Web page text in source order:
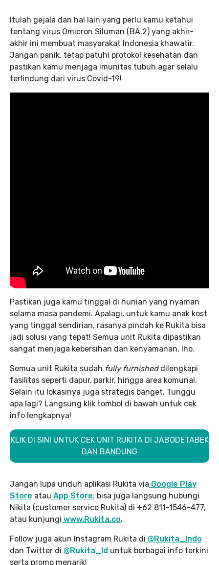
Itulah gejala dan hal lain yang perlu kamu ketahui
tentang virus Omicron Siluman (BA.2) yang akhir-
akhir ini membuat masyarakat Indonesia khawatir.
Jangan panik, tetap patuhi protokol kesehatan dan
pastikan kamu menjaga imunitas tubuh agar selalu
terlindung dari virus Covid-19!
Pastikan juga kamu tinggal di hunian yang nyaman
selama masa pandemi. Apalagi, untuk kamu anak kost
yang tinggal sendirian, rasanya pindah ke Rukita bisa
jadi solusi yang tepat! Semua unit Rukita dipastikan
sangat menjaga kebersihan dan kenyamanan, lho.
Semua unit Rukita sudah fully furnished dilengkapi
fasilitas seperti dapur, parkir, hingga area komunal.
Selain itu lokasinya juga strategis banget. Tunggu
apa lagi? Langsung klik tombol di bawah untuk cek
info lengkapnya!
KLIK DI SINI UNTUK CEK UNIT RUKITA DI JABODETABEK
DAN BANDUNG
Jangan lupa unduh aplikasi Rukita via Google Play
Store atau App Store, bisa juga langsung hubungi
Nikita (customer service Rukita) di +62 811-1546-477,
atau kunjungi www.Rukita.co.
Follow juga akun Instagram Rukita di @Rukita_Indo
dan Twitter di @Rukita_Id untuk berbagai info terkini
serta promo menarik!